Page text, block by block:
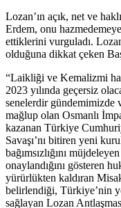
Lozan’ın açık, net ve
Erdem, onu
ettiklerini vurguladı.
olduğuna dikkat çeken
“Laikliği ve Kemalizmi
2023 yılında geçersiz
senelerdir gündemimizde
mağlup olan Osmanlı
kazanan Türkiye
Savaşı’nı bitiren yeni
bağımsızlığını
onaylandığını gösteren
yürürlükten kaldıran
belirlendiği, Türkiye’nin
sağlayan Lozan